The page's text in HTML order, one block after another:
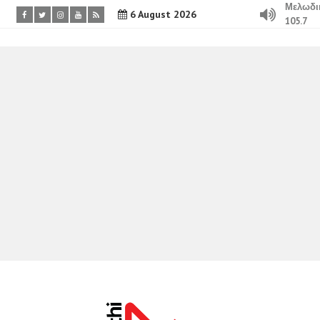
6 August 2026
105.7